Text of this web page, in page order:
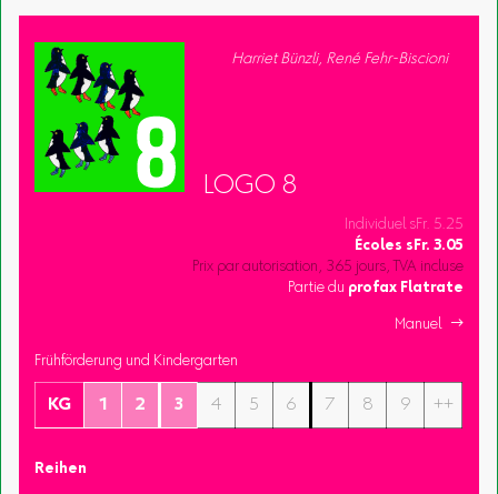
Harriet Bünzli, René Fehr-Biscioni
LOGO 8
Individuel sFr. 5.25
Écoles sFr. 3.05
Prix par autorisation, 365 jours, TVA incluse
Partie du profax Flatrate
Manuel 
Frühförderung und Kindergarten
KG 1 2 3 4 5 6 7 8 9 ++
Reihen